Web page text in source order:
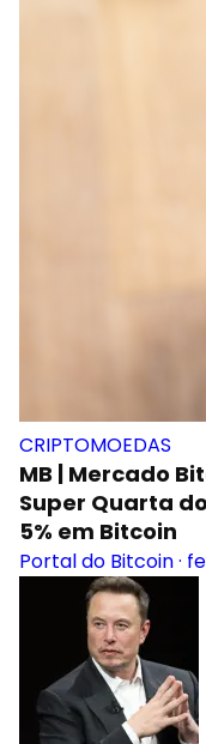
CRIPTOMOEDAS
MB | Mercado
Super Quarta
5% em Bitcoin
Portal do Bitcoin·